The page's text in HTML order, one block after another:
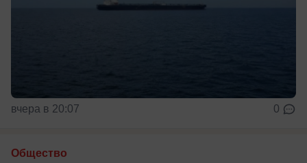
вчера в 20:07 0
Общество